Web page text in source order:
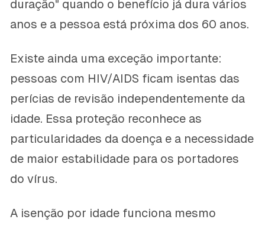
duração" quando o benefício já dura vários
anos e a pessoa está próxima dos 60 anos.
Existe ainda uma exceção importante:
pessoas com HIV/AIDS ficam isentas das
perícias de revisão independentemente da
idade. Essa proteção reconhece as
particularidades da doença e a necessidade
de maior estabilidade para os portadores
do vírus.
A isenção por idade funciona mesmo